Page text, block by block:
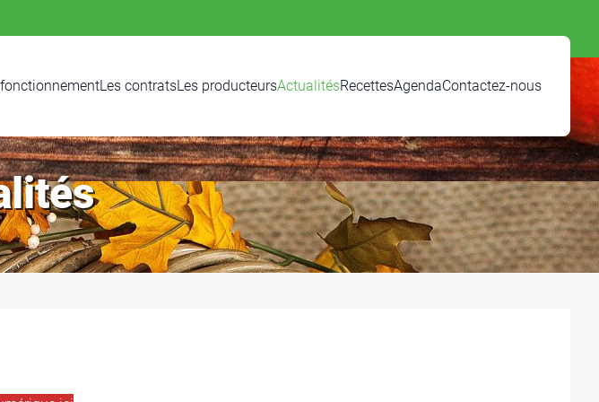
Les contratsLes producteursActualitésRecettesAgendaContactez-nous